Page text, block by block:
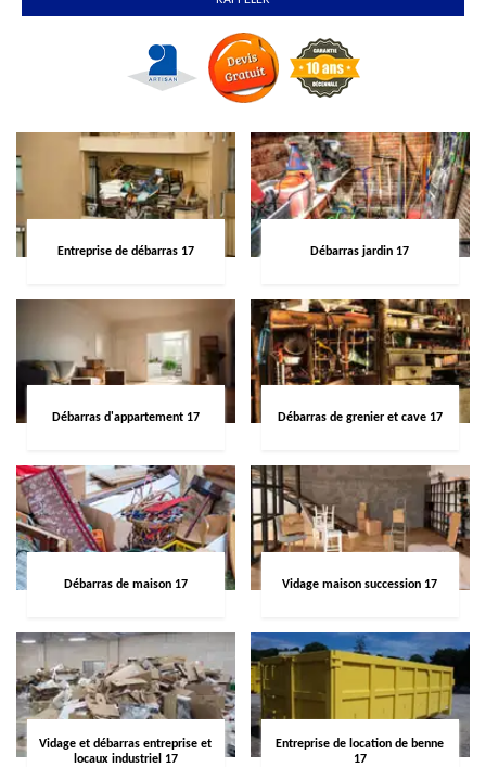
Entreprise de débarras 17 Débarras jardin 17
Débarras d'appartement 17 Débarras de grenier et cave 17
Débarras de maison 17 Vidage maison succession 17
Vidage et débarras entreprise et
locaux industriel 17
Entreprise de location de benne
17